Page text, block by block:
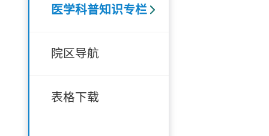
医学科普知识专栏
院区导航
表格下载